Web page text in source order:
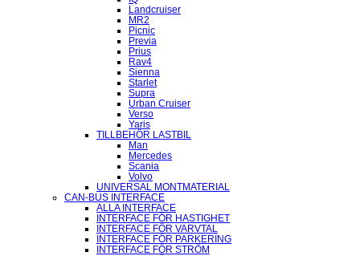
Landcruiser
MR2
Picnic
Previa
Prius
Rav4
Sienna
Starlet
Supra
Urban Cruiser
Verso
Yaris
TILLBEHÖR LASTBIL
Man
Mercedes
Scania
Volvo
UNIVERSAL MONTMATERIAL
CAN-BUS INTERFACE
ALLA INTERFACE
INTERFACE FÖR HASTIGHET
INTERFACE FÖR VARVTAL
INTERFACE FÖR PARKERING
INTERFACE FÖR STRÖM